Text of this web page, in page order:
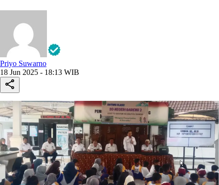
Priyo Suwarno
18 Jun 2025 - 18:13 WIB